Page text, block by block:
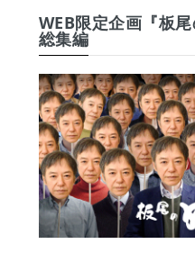
WEB限定企画『板
総集編